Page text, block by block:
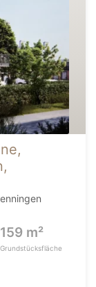
159 m²
Grundstücksfläche